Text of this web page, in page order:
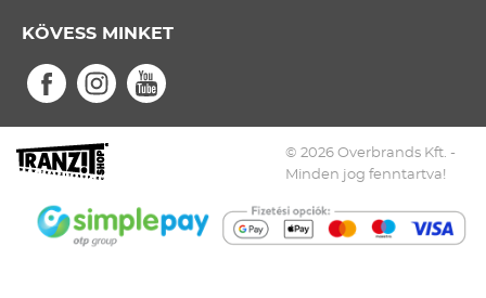
KÖVESS MINKET
© 2026 Overbrands Kft. -
Minden jog fenntartva!